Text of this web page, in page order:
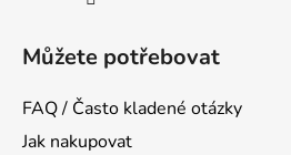
Můžete potřebovat
FAQ / Často kladené otázky
Jak nakupovat